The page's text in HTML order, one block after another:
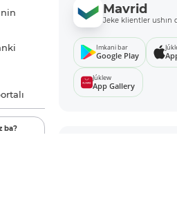
ba?
Mavrid
Jeke klientler ushın
Imkani bar
Google Play
Júklew
App Gallery